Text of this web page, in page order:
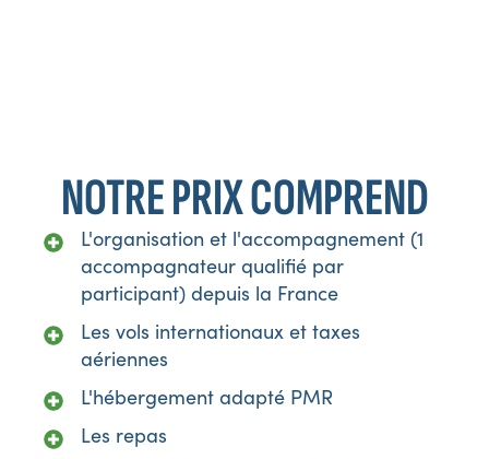
NOTRE PRIX COMPREND
L'organisation et l'accompagnement (1
accompagnateur qualifié par
participant) depuis la France
Les vols internationaux et taxes
aériennes
L'hébergement adapté PMR
Les repas